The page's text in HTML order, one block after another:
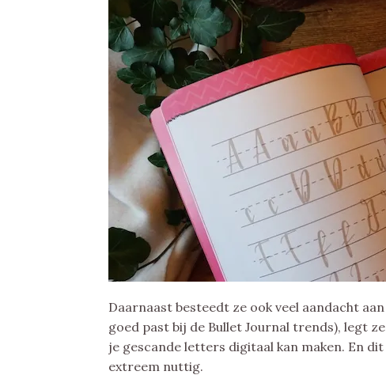
Daarnaast besteedt ze ook veel aandacht
goed past bij de Bullet Journal trends), legt
je gescande letters digitaal kan maken. En
extreem nuttig.